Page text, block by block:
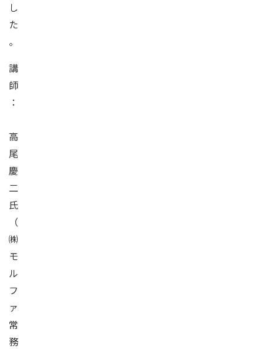
し
た
。
講
師
：
高
尾
慶
二
氏
（
㈱
モ
ル
フ
ァ
常
務